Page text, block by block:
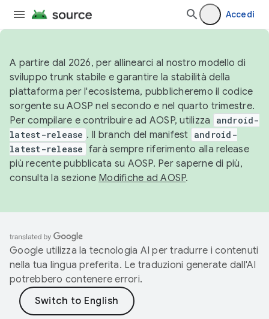
Accedi
A partire dal 2026, per allinearci al nostro modello di
sviluppo trunk stabile e garantire la stabilità della
piattaforma per l'ecosistema, pubblicheremo il codice
sorgente su AOSP nel secondo e nel quarto trimestre.
Per compilare e contribuire ad AOSP, utilizza
android-
latest-release . Il branch del manifest android-
latest-release farà sempre riferimento alla release
più recente pubblicata su AOSP. Per saperne di più,
consulta la sezione Modifiche ad AOSP.
Google utilizza la tecnologia AI per tradurre i contenuti
nella tua lingua preferita. Le traduzioni generate dall'AI
potrebbero contenere errori.